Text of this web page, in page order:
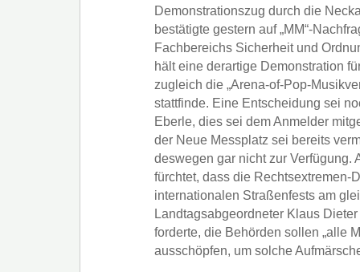
Demonstrationszug durch die
bestätigte gestern auf „MM“-
Fachbereichs Sicherheit und
hält eine derartige Demonstration
zugleich die „Arena-of-Pop-
stattfinde. Eine Entscheidung sei
Eberle, dies sei dem Anmelder
der Neue Messplatz sei bereits
deswegen gar nicht zur Verfügung.
fürchtet, dass die Rechtsextremen-
internationalen Straßenfests am
Landtagsabgeordneter Klaus
forderte, die Behörden sollen „alle
ausschöpfen, um solche